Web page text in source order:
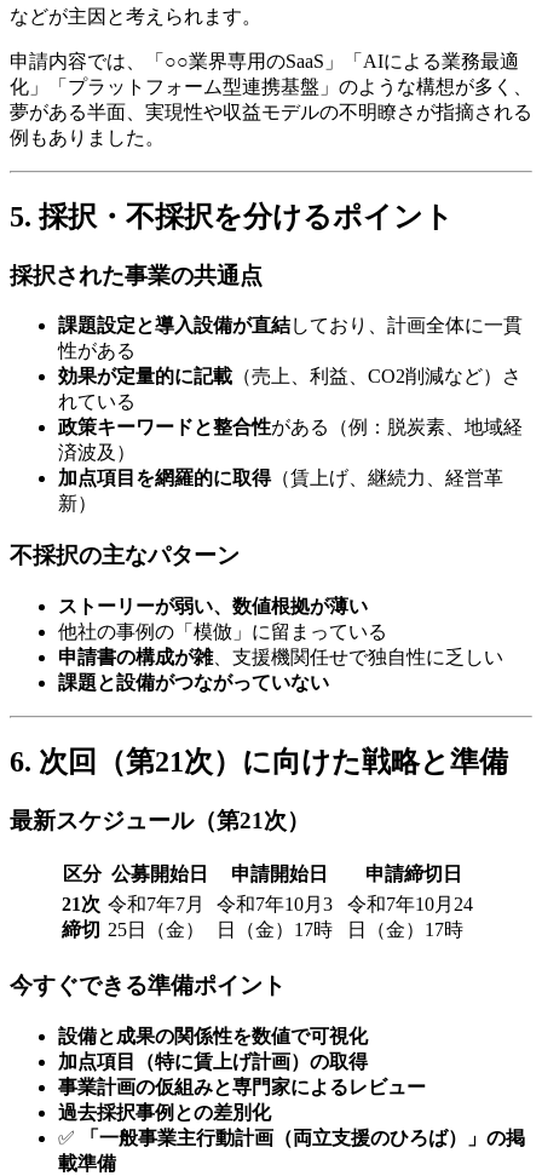
などが主因と考えられます。
申請内容では、「○○業界専用のSaaS」「AIによる業務最適
化」「プラットフォーム型連携基盤」のような構想が多く、
夢がある半面、実現性や収益モデルの不明瞭さが指摘される
例もありました。
5. 採択・不採択を分けるポイント
採択された事業の共通点
課題設定と導入設備が直結しており、計画全体に一貫
性がある
効果が定量的に記載 （売上、利益、CO2削減など）さ
れている
政策キーワードと整合性がある（例：脱炭素、地域経
済波及）
加点項目を網羅的に取得（賃上げ、継続力、経営革
新）
不採択の主なパターン
ストーリーが弱い、数値根拠が薄い
他社の事例の「模倣」に留まっている
申請書の構成が雑、支援機関任せで独自性に乏しい
課題と設備がつながっていない
6. 次回（第21次）に向けた戦略と準備
最新スケジュール（第21次）
区分 公募開始日 申請開始日
申請締切日
21次
締切
令和7年7月
25日（金）
令和7年10月3
日（金）17時
令和7年10月24
日（金）17時
今すぐできる準備ポイント
設備と成果の関係性を数値で可視化
加点項目（特に賃上げ計画）の取得
事業計画の仮組みと専門家によるレビュー
過去採択事例との差別化
✅
「一般事業主行動計画（両立支援のひろば）」の掲
載準備